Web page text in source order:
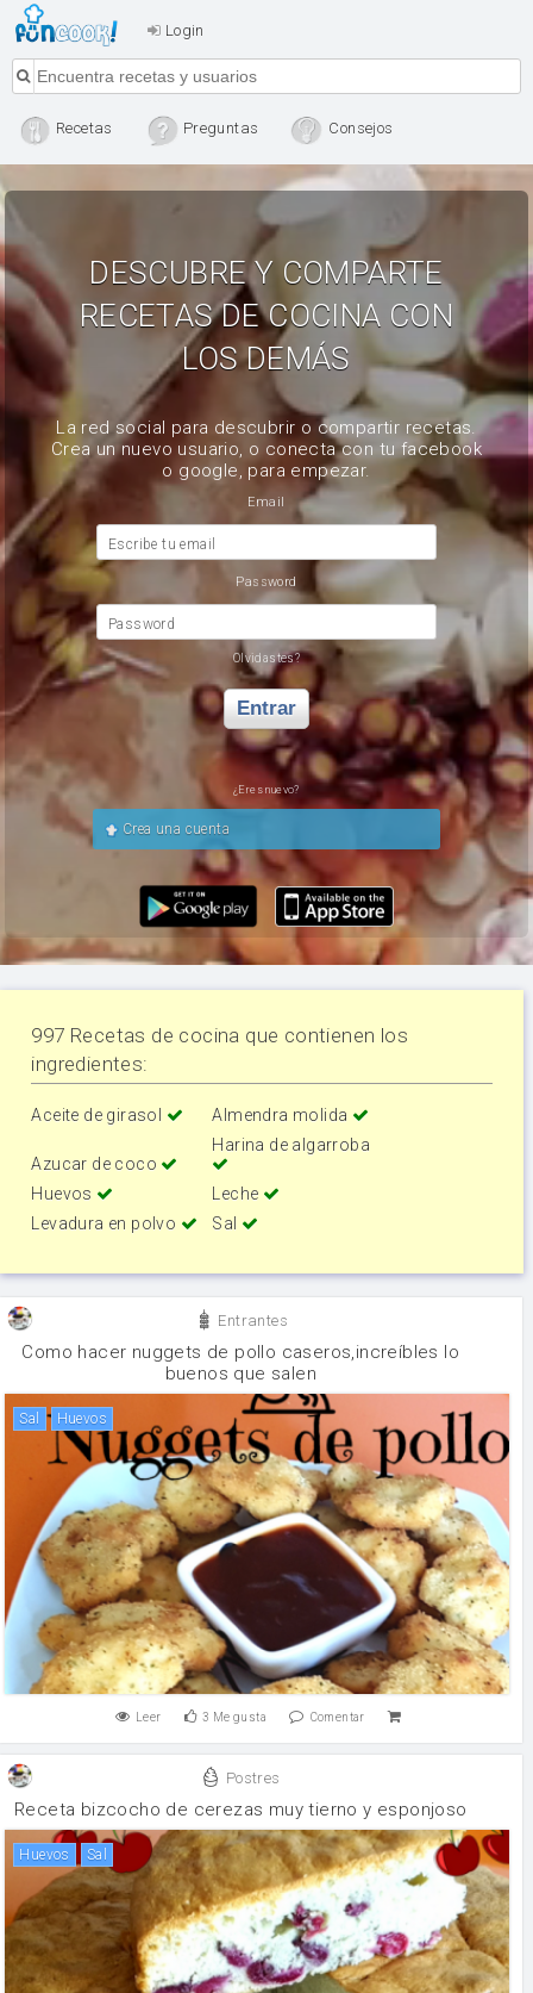
Login
Recetas Preguntas Consejos
DESCUBRE Y COMPARTE
RECETAS DE COCINA CON
LOS DEMÁS
La red social para descubrir o compartir recetas.
Crea un nuevo usuario, o conecta con tu facebook
o google, para empezar.
Email
Escribe tu email
Password
Password
Olvidastes?
Entrar
¿Eres nuevo?
Crea una cuenta
997 Recetas de cocina que contienen los
ingredientes:
Aceite de girasol Almendra molida
Azucar de coco
Harina de algarroba
Huevos
Leche
Levadura en polvo
Sal
Entrantes
Como hacer nuggets de pollo caseros,increíbles lo
buenos que salen
sal huevos
Leer 3 Me gusta Comentar
Postres
Receta bizcocho de cerezas muy tierno y esponjoso
huevos sal